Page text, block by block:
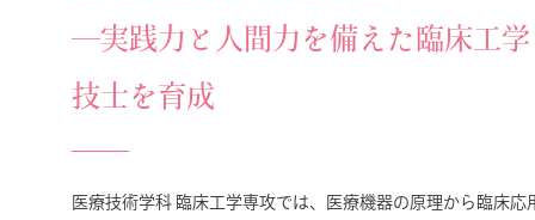
―実践力と人間力を備えた臨床工学
技士を育成
医療技術学科 臨床工学専攻では、医療機器の原理から臨床応